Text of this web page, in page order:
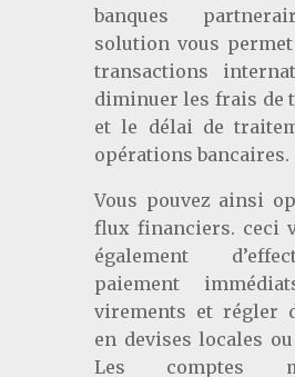
banques
solution vous permet
transactions
diminuer les frais de
et le délai de
opérations bancaires.
Vous pouvez ainsi
flux financiers. ceci
également
paiement
virements et régler
en devises locales
Les comptes